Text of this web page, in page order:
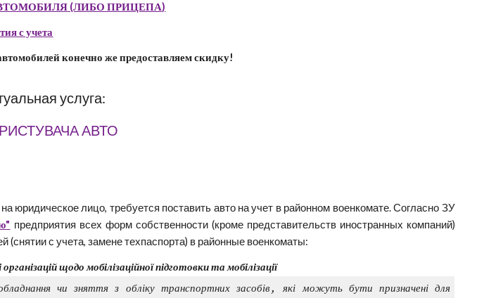
(ЛИБО ПРИЦЕПА)
с учета
конечно же предоставляем скидку!
услуга:
АВТО
юридическое лицо, требуется поставить авто на учет в районном военкомате. Согласно ЗУ
предприятия всех форм собственности (кроме представительств иностранных компаний)
(снятии с учета, замене техпаспорта) в районные военкоматы:
щодо мобілізаційної підготовки та мобілізації
чи зняття з обліку транспортних засобів, які можуть бути призначені для